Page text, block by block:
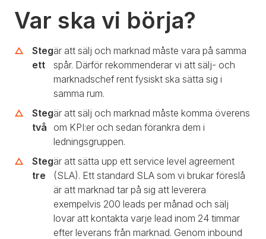
Var ska vi börja?
Steg
ett
är att sälj och marknad måste vara på samma
spår. Därför rekommenderar vi att sälj- och
marknadschef rent fysiskt ska sätta sig i
samma rum.
Steg
två
är att sälj och marknad måste komma överens
om KPI:er och sedan förankra dem i
ledningsgruppen.
Steg
tre
är att sätta upp ett service level agreement
(SLA). Ett standard SLA som vi brukar föreslå
är att marknad tar på sig att leverera
exempelvis 200 leads per månad och sälj
lovar att kontakta varje lead inom 24 timmar
efter leverans från marknad. Genom inbound